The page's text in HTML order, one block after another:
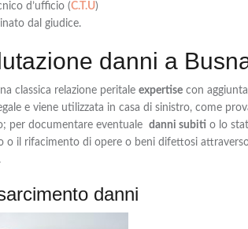
d’ufficio (C.T.U)
dal giudice.
danni a
classica relazione peritale expertise con
e viene utilizzata in casa di sinistro, come
per documentare eventuale danni subiti o lo
o il rifacimento di opere o beni difettosi
danni